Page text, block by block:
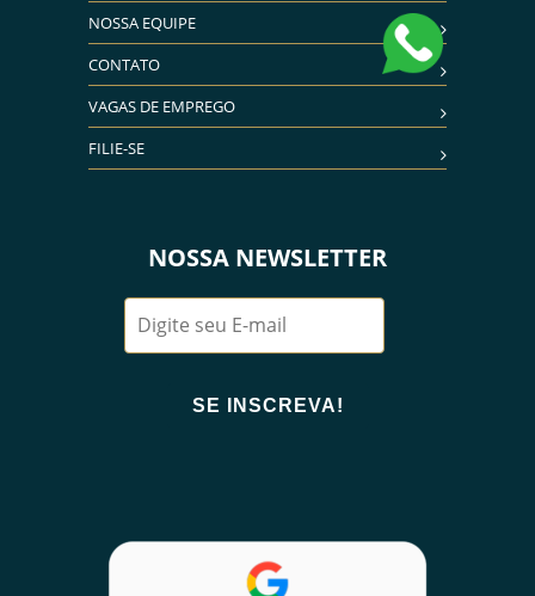
NOSSA EQUIPE
CONTATO
VAGAS DE EMPREGO
FILIE-SE
NOSSA NEWSLETTER